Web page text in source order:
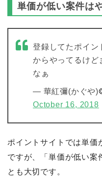
単価が低い案件は
登録してたポイン
からやってるけど
なぁ
— 華紅彌(かぐや
October 16, 2018
ポイントサイトでは単価
ですが、「単価が低い案
とも大切です。